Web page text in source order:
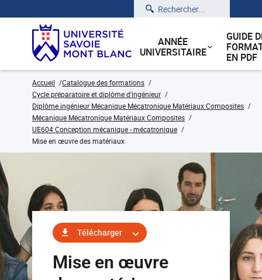
Rechercher
ANNÉE
UNIVERSITAIRE
GUIDE
EN PDF
Accueil
Catalogue des formations
Cycle préparatoire et diplôme d'ingénieur
Diplôme ingénieur Mécanique Mécatronique Matériaux Composites
Mécanique Mécatronique Matériaux Composites
UE604 Conception mécanique - mécatronique
Mise en œuvre des matériaux
Télécharger
Mise en œuvre